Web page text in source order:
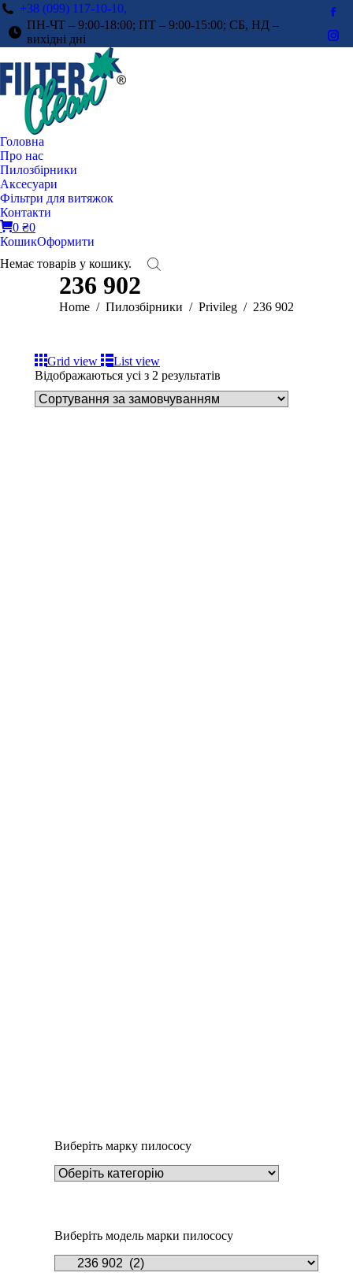
+38 (099) 117-10-10,
ПН-ЧТ – 9:00-18:00; ПТ – 9:00-15:00; СБ, НД –
вихідні дні
Головна
Про нас
Пилозбірники
Аксесуари
Фільтри для витяжок
Контакти
0 ₴0
КошикОформити
Немає товарів у кошику.
236 902
You are here:
Home Пилозбірники Privileg 236 902
Grid view
List view
Відображаються усі з 2 результатів
Виберіть марку пилососу
Виберіть модель марки пилососу